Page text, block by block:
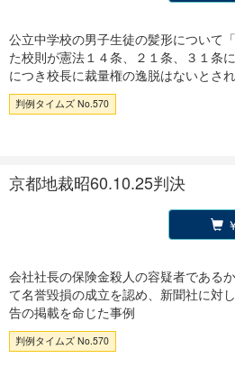
公立中学校の男子生徒の髪形について
た校則が憲法１４条、２１条、３１条
につき校長に裁量権の逸脱はないとさ
判例タイムズ No.570
京都地裁昭60.10.25判決
会社社長の保険金殺人の容疑者である
て名誉毀損の成立を認め、新聞社に対
告の掲載を命じた事例
判例タイムズ No.570